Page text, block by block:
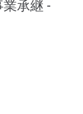
承継 -